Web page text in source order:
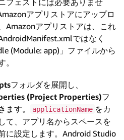
フェストには必要ありませ
アプリストアにアップロ
Amazonアプリストアは、これ
ではなく
(Module: app)」ファイルから
。
フォルダを展開し、
(Project Properties)フ
ます。
applicationName をカ
て、アプリ名からスペースを
に設定します。Android Studio